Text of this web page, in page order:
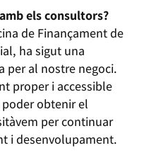
els consultors?
de Finançament de
ha sigut una
per al nostre negoci.
proper i accessible
poder obtenir el
per continuar
i desenvolupament.